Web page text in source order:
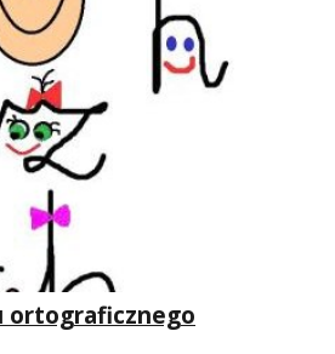
ortograficznego